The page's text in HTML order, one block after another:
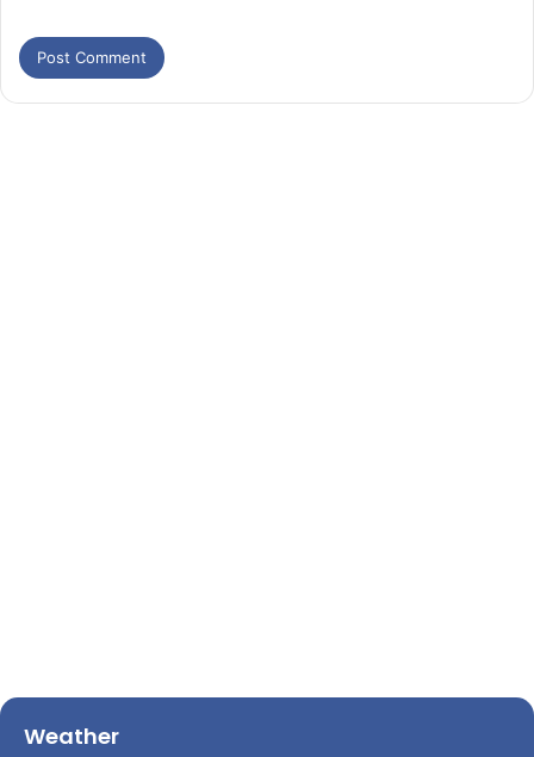
Weather